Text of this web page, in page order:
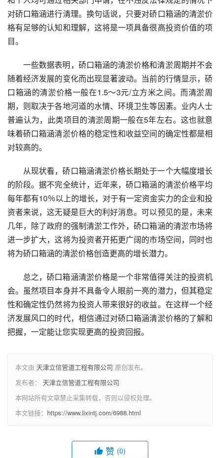
对硚口箱涵进行清理。换句话说，只要对硚口箱涵的清淤价
格有足够的认知和理解，这将是一项具备很高投资价值的项
目。
一些数据表明，硚口箱涵的清淤价格和清淤周期并不会
随着经济发展的变化而出现显著波动。当前的行情显示，硚
口箱涵的清淤价格一般在1.5～3元/立方米之间。而清淤周
期，则取决于各地河道的水情、环境卫生等因素。业内人士
普遍认为，此类项目的清淤周期一般在5年左右。这也就意
味着硚口箱涵清淤价格的稳定性和收益空间的确定性都是相
对较高的。
从现状看，硚口箱涵清淤价格长期处于一个大幅度增长
的阶段。据不完全统计，近年来，硚口箱涵的清淤价格平均
每年都有10％以上的增长，对于有一定资金实力的企业和投
资者来说，这无疑是巨大的利好消息。可以预见的是，未来
几年，除了政府的强制清淤工作外，硚口箱涵的清淤市场将
进一步扩大，这将为投资者开拓更广阔的市场空间，同时也
将为硚口箱涵的清淤价格创造更高的增长潜力。
总之，硚口箱涵清淤价格是一个非常值得关注的投资机
会。虽然项目本身并不具备令人眼前一亮的潜力，但其稳定
性和确定性仍然将为投资人带来很好的收益。在这样一个经
济发展风口的时代，相信通过对硚口箱涵清淤价格的了解和
把握，一定能让您实现更高的投资回报。
本文由 天津立信管道工程有限公司 原创发布。
发布者： 天津立信管道工程有限公司
本网站所有文章禁止采集转载，否则以侵权处理。
本文链接： https://www.lixintj.com/6988.html
赞 (0)